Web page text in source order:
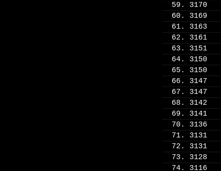
59. 3170
60. 3169
61. 3163
62. 3161
63. 3151
64. 3150
65. 3150
66. 3147
67. 3147
68. 3142
69. 3141
70. 3136
71. 3131
72. 3131
73. 3128
74. 3116